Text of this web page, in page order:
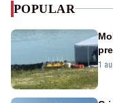
POPULAR
1